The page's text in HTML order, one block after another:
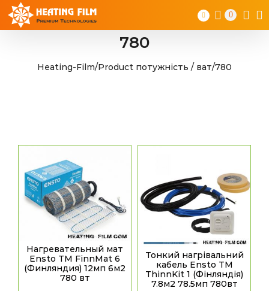
Skip
0
780
Heating-Film/Product потужність / ват/780
Нагревательный мат
Ensto TM FinnMat 6
(Финляндия) 12мп 6м2
780 вт
Тонкий нагрівальний
кабель Ensto TM
ThinnKit 1 (Фінляндія)
7.8м2 78.5мп 780вт